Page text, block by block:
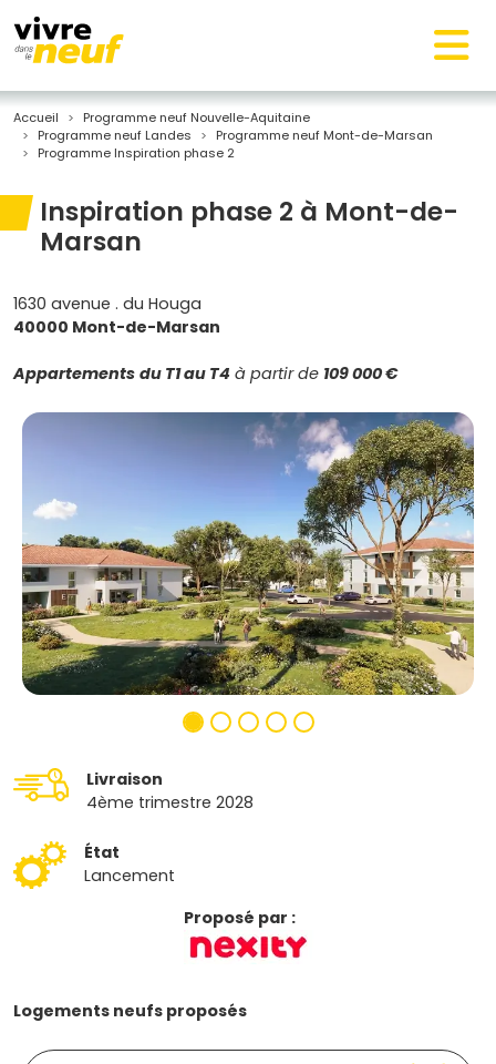
Accueil
Programme neuf Nouvelle-Aquitaine
Programme neuf Landes
Programme neuf Mont-de-Marsan
Programme Inspiration phase 2
Inspiration phase 2 à Mont-de-
Marsan
1630 avenue . du Houga
40000 Mont-de-Marsan
Appartements du T1 au T4 à partir de 109 000 €
Livraison
4ème trimestre 2028
État
Lancement
Proposé par :
Logements neufs proposés